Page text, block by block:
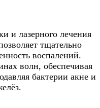
и лазерного лечения
тщательно
воспалений.
волн, обеспечивая
бактерии акне и